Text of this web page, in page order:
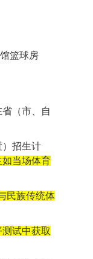
篮球房
（市、自
）招生计
如当场体育
民族传统体
试中获取